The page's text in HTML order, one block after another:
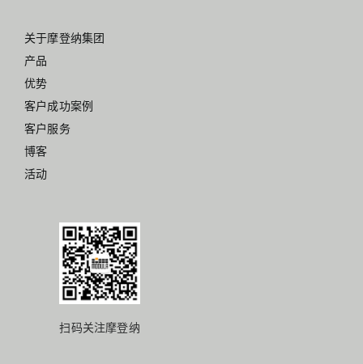
关于摩登纳集团
产品
优势
客户成功案例
客户服务
博客
活动
扫码关注摩登纳